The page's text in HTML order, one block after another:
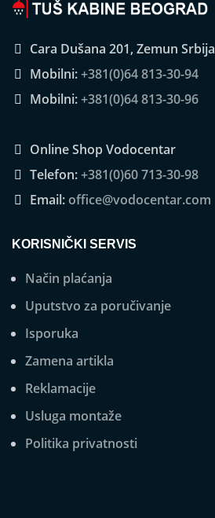
Cara Dušana 201, Zemun Srbija
Mobilni:+381(0)64 813-30-94
Mobilni:+381(0)64 813-30-96
Online Shop Vodocentar
Telefon:+381(0)60 713-30-98
Email:office@vodocentar.com
KORISNIČKI SERVIS
Način plaćanja
Uputstvo za poručivanje
Isporuka
Zamena artikla
Reklamacije
Usluga montaže
Politika privatnosti